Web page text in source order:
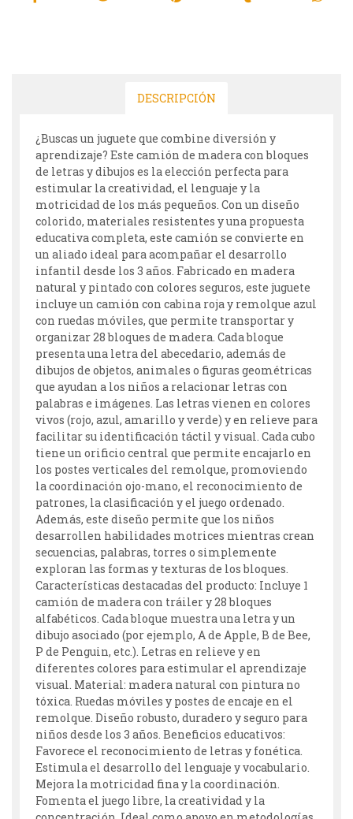
DESCRIPCIÓN
¿Buscas un juguete que combine diversión y
aprendizaje? Este camión de madera con bloques
de letras y dibujos es la elección perfecta para
estimular la creatividad, el lenguaje y la
motricidad de los más pequeños. Con un diseño
colorido, materiales resistentes y una propuesta
educativa completa, este camión se convierte en
un aliado ideal para acompañar el desarrollo
infantil desde los 3 años. Fabricado en madera
natural y pintado con colores seguros, este juguete
incluye un camión con cabina roja y remolque azul
con ruedas móviles, que permite transportar y
organizar 28 bloques de madera. Cada bloque
presenta una letra del abecedario, además de
dibujos de objetos, animales o figuras geométricas
que ayudan a los niños a relacionar letras con
palabras e imágenes. Las letras vienen en colores
vivos (rojo, azul, amarillo y verde) y en relieve para
facilitar su identificación táctil y visual. Cada cubo
tiene un orificio central que permite encajarlo en
los postes verticales del remolque, promoviendo
la coordinación ojo-mano, el reconocimiento de
patrones, la clasificación y el juego ordenado.
Además, este diseño permite que los niños
desarrollen habilidades motrices mientras crean
secuencias, palabras, torres o simplemente
exploran las formas y texturas de los bloques.
Características destacadas del producto: Incluye 1
camión de madera con tráiler y 28 bloques
alfabéticos. Cada bloque muestra una letra y un
dibujo asociado (por ejemplo, A de Apple, B de Bee,
P de Penguin, etc.). Letras en relieve y en
diferentes colores para estimular el aprendizaje
visual. Material: madera natural con pintura no
tóxica. Ruedas móviles y postes de encaje en el
remolque. Diseño robusto, duradero y seguro para
niños desde los 3 años. Beneficios educativos:
Favorece el reconocimiento de letras y fonética.
Estimula el desarrollo del lenguaje y vocabulario.
Mejora la motricidad fina y la coordinación.
Fomenta el juego libre, la creatividad y la